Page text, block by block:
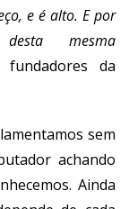
e é alto. E por
mesma
da
sem
achando
Ainda